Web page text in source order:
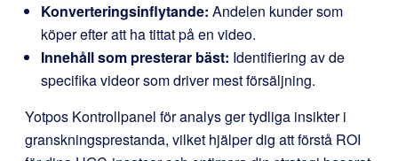
Konverteringsinflytande: Andelen kunder som
köper efter att ha tittat på en video.
Innehåll som presterar bäst: Identifiering av de
specifika videor som driver mest försäljning.
Yotpos Kontrollpanel för analys ger tydliga insikter i
granskningsprestanda, vilket hjälper dig att förstå ROI